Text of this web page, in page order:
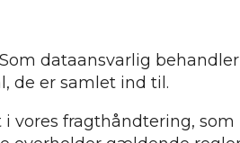
dataansvarlig
de er samlet ind til.
fragthåndtering, som